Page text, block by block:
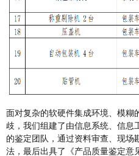
面对复杂的软硬件集成环境、模糊
歧，我们组建了由信息系统、信息
的鉴定团队，通过资料审查、现场
法，最后出具了《产品质量鉴定意